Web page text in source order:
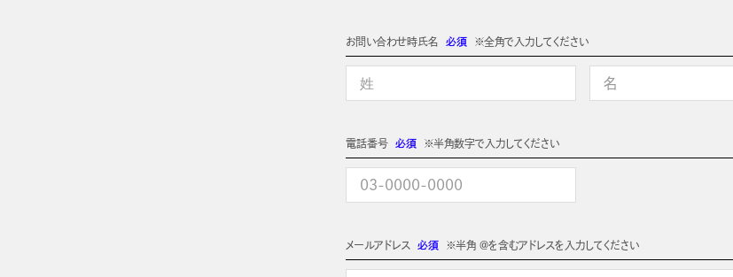
お問い合わせ時氏名 必須 ※全角で入力してください
電話番号 必須 ※半角数字で入力してください
メールアドレス 必須 ※半角 @を含むアドレスを入力してください